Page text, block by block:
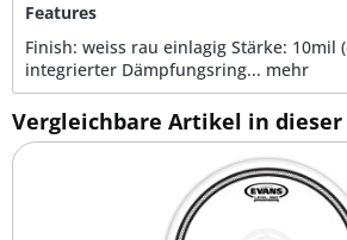
Features
Finish: weiss rau einlagig Stärke: 10mil
integrierter Dämpfungsring... mehr
Vergleichbare Artikel in dieser